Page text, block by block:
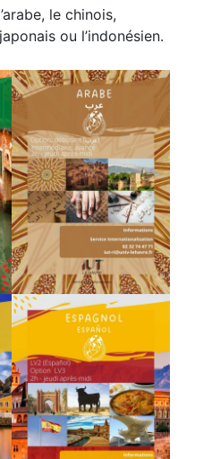
le chinois,
ou l’indonésien.